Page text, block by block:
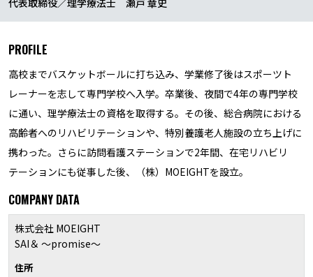
代表取締役／理学療法士 瀬戸 章史
PROFILE
高校までバスケットボールに打ち込み、学業修了後はスポーツト
レーナーを志して専門学校へ入学。卒業後、夜間で4年の専門学校
に通い、理学療法士の資格を取得する。その後、総合病院における
高齢者へのリハビリテーションや、特別養護老人施設の立ち上げに
携わった。さらに訪問看護ステーションで2年間、在宅リハビリ
テーションにも従事した後、（株）MOEIGHTを設立。
COMPANY DATA
株式会社 MOEIGHT
SAI＆ 〜promise〜
住所